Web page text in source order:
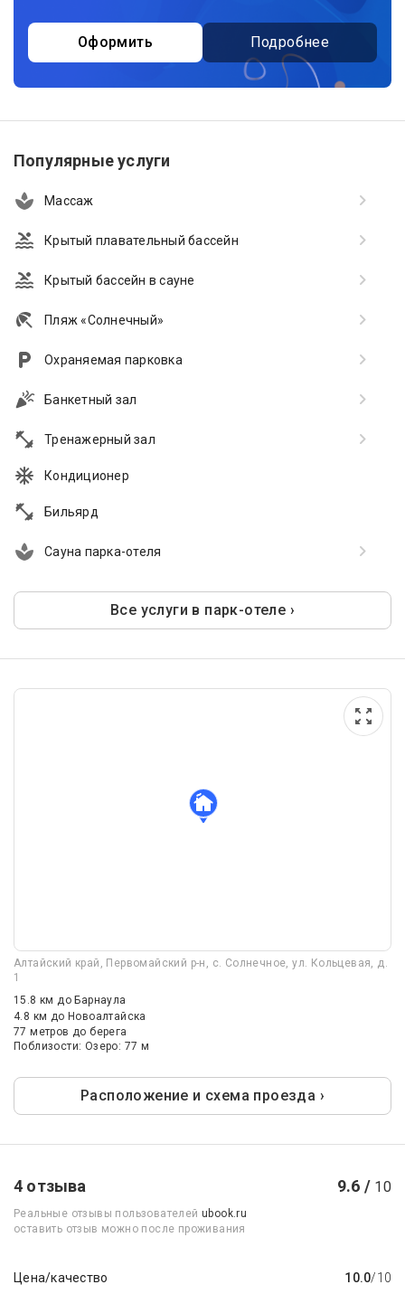
Оформить Подробнее
Популярные услуги
Массаж
Крытый плавательный бассейн
Крытый бассейн в сауне
Пляж «Солнечный»
Охраняемая парковка
Банкетный зал
Тренажерный зал
Кондиционер
Бильярд
Сауна парка-отеля
Все услуги в парк-отеле ›
Алтайский край, Первомайский р-н, с. Солнечное, ул. Кольцевая, д.
1
15.8 кмдо Барнаула
4.8 км до Новоалтайска
77 метров до берега
Поблизости: Озеро: 77 м
Расположение и схема проезда ›
4 отзыва 9.6 / 10
Реальные отзывы пользователейubook.ru
оставить отзыв можно после проживания
Цена/качество 10.0/10